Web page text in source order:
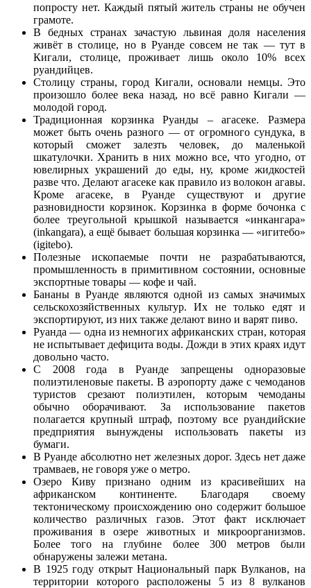
попросту нет. Каждый пятый житель страны не обучен
грамоте.
В бедных странах зачастую львиная доля населения
живёт в столице, но в Руанде совсем не так — тут в
Кигали, столице, проживает лишь около 10% всех
руандийцев.
Столицу страны, город Кигали, основали немцы. Это
произошло более века назад, но всё равно Кигали —
молодой город.
Традиционная корзинка Руанды – агасеке. Размера
может быть очень разного — от огромного сундука, в
который сможет залезть человек, до маленькой
шкатулочки. Хранить в них можно все, что угодно, от
ювелирных украшений до еды, ну, кроме жидкостей
разве что. Делают агасеке как правило из волокон агавы.
Кроме агасеке, в Руанде существуют и другие
разновидности корзинок. Корзинка в форме бочонка с
более треугольной крышкой называется «инкангара»
(inkangara), а ещё бывает большая корзинка — «игитебо»
(igitebo).
Полезные ископаемые почти не разрабатываются,
промышленность в примитивном состоянии, основные
экспортные товары — кофе и чай.
Бананы в Руанде являются одной из самых значимых
сельскохозяйственных культур. Их не только едят и
экспортируют, из них также делают вино и варят пиво.
Руанда — одна из немногих африканских стран, которая
не испытывает дефицита воды. Дожди в этих краях идут
довольно часто.
С 2008 года в Руанде запрещены одноразовые
полиэтиленовые пакеты. В аэропорту даже с чемоданов
туристов срезают полиэтилен, которым чемоданы
обычно оборачивают. За использование пакетов
полагается крупный штраф, поэтому все руандийские
предприятия вынуждены использовать пакеты из
бумаги.
В Руанде абсолютно нет железных дорог. Здесь нет даже
трамваев, не говоря уже о метро.
Озеро Киву признано одним из красивейших на
африканском континенте. Благодаря своему
тектоническому происхождению оно содержит большое
количество различных газов. Этот факт исключает
проживания в озере животных и микроорганизмов.
Более того на глубине более 300 метров были
обнаружены залежи метана.
В 1925 году открыт Национальный парк Вулканов, на
территории которого расположены 5 из 8 вулканов